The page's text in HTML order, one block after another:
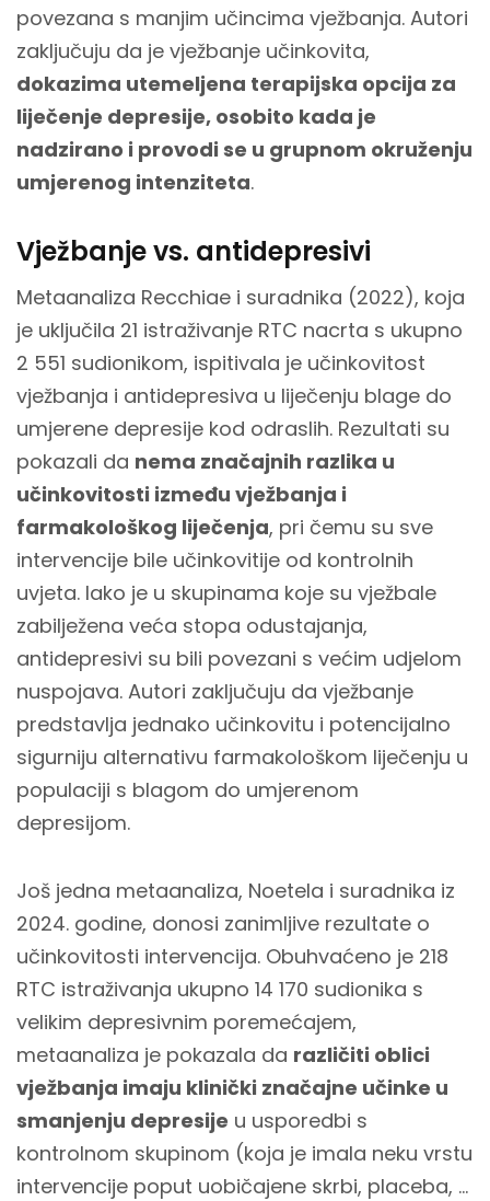
povezana s manjim učincima vježbanja. Autori
zaključuju da je vježbanje učinkovita,
dokazima utemeljena terapijska opcija za
liječenje depresije, osobito kada je
nadzirano i provodi se u grupnom okruženju
umjerenog intenziteta.
Vježbanje vs. antidepresivi
Metaanaliza Recchiae i suradnika (2022), koja
je uključila 21 istraživanje RTC nacrta s ukupno
2 551 sudionikom, ispitivala je učinkovitost
vježbanja i antidepresiva u liječenju blage do
umjerene depresije kod odraslih. Rezultati su
pokazali da nema značajnih razlika u
učinkovitosti između vježbanja i
farmakološkog liječenja, pri čemu su sve
intervencije bile učinkovitije od kontrolnih
uvjeta. Iako je u skupinama koje su vježbale
zabilježena veća stopa odustajanja,
antidepresivi su bili povezani s većim udjelom
nuspojava. Autori zaključuju da vježbanje
predstavlja jednako učinkovitu i potencijalno
sigurniju alternativu farmakološkom liječenju u
populaciji s blagom do umjerenom
depresijom.
Još jedna metaanaliza, Noetela i suradnika iz
2024. godine, donosi zanimljive rezultate o
učinkovitosti intervencija. Obuhvaćeno je 218
RTC istraživanja ukupno 14 170 sudionika s
velikim depresivnim poremećajem,
metaanaliza je pokazala da različiti oblici
vježbanja imaju klinički značajne učinke u
smanjenju depresije u usporedbi s
kontrolnom skupinom (koja je imala neku vrstu
intervencije poput uobičajene skrbi, placeba, ...